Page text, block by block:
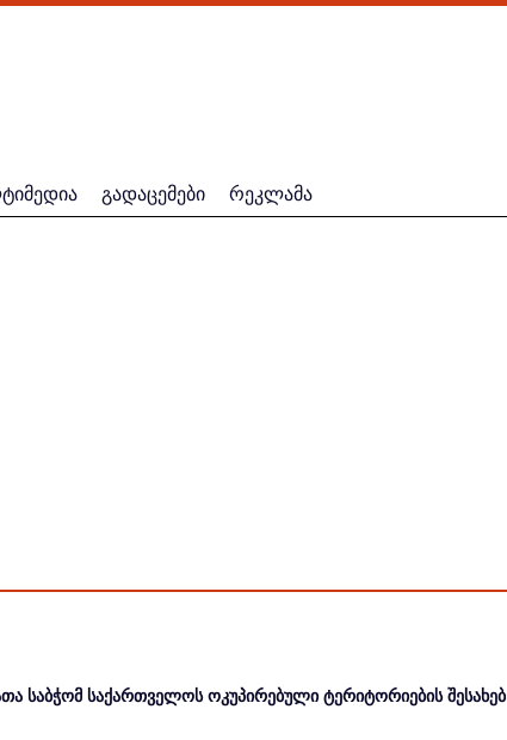
გადაცემები რეკლამა
საბჭომ საქართველოს ოკუპირებული ტერიტორიების შესახებ